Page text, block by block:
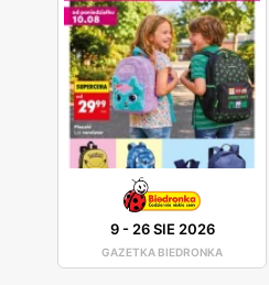
Neonet – promocje bez
W gazetkach
atrakcyjne, przecenione
zadbali też o
to może dodatkowo
9- 26 SIE 2026
GAZETKA BIEDRONKA